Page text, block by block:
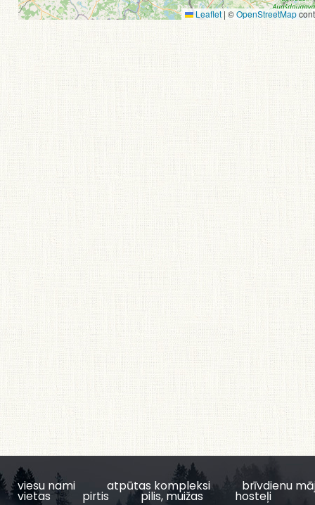
Leaflet | ©OpenStreetMap
viesu nami atpūtas kompleksi brīvdienu
vietas pirtis pilis, muižas hosteļi